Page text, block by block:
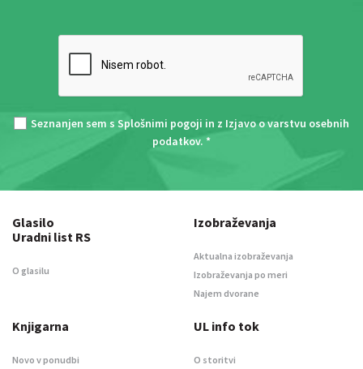
Seznanjen sem s Splošnimi pogoji in z Izjavo o varstvu osebnih
podatkov. *
Glasilo
Uradni list RS
O glasilu
Izobraževanja
Aktualna izobraževanja
Izobraževanja po meri
Najem dvorane
Knjigarna
Novo v ponudbi
UL info tok
O storitvi